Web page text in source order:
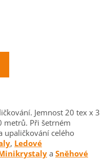
Jemnost 20 tex x 3
metrů. Při šetrném
upaličkování celého
, Ledové
a Sněhové